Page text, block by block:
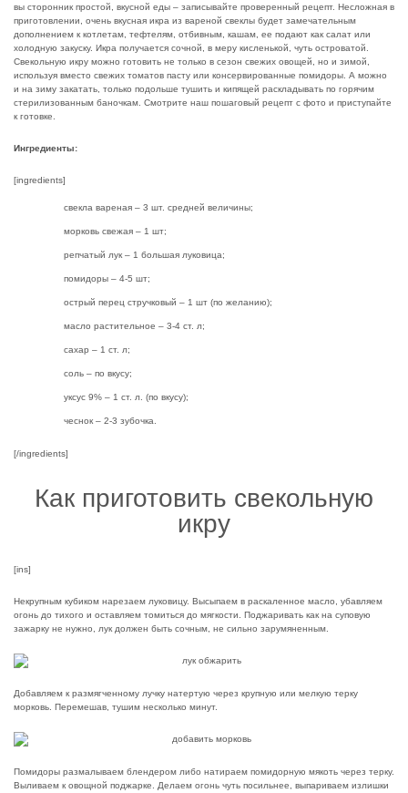
вы сторонник простой, вкусной еды – записывайте проверенный рецепт. Несложная в
приготовлении, очень вкусная икра из вареной свеклы будет замечательным
дополнением к котлетам, тефтелям, отбивным, кашам, ее подают как салат или
холодную закуску. Икра получается сочной, в меру кисленькой, чуть островатой.
Свекольную икру можно готовить не только в сезон свежих овощей, но и зимой,
используя вместо свежих томатов пасту или консервированные помидоры. А можно
и на зиму закатать, только подольше тушить и кипящей раскладывать по горячим
стерилизованным баночкам. Смотрите наш пошаговый рецепт с фото и приступайте
к готовке.
Ингредиенты:
[ingredients]
свекла вареная – 3 шт. средней величины;
морковь свежая – 1 шт;
репчатый лук – 1 большая луковица;
помидоры – 4-5 шт;
острый перец стручковый – 1 шт (по желанию);
масло растительное – 3-4 ст. л;
сахар – 1 ст. л;
соль – по вкусу;
уксус 9% – 1 ст. л. (по вкусу);
чеснок – 2-3 зубочка.
[/ingredients]
Как приготовить свекольную
икру
[ins]
Некрупным кубиком нарезаем луковицу. Высыпаем в раскаленное масло, убавляем
огонь до тихого и оставляем томиться до мягкости. Поджаривать как на суповую
зажарку не нужно, лук должен быть сочным, не сильно зарумяненным.
Добавляем к размягченному лучку натертую через крупную или мелкую терку
морковь. Перемешав, тушим несколько минут.
Помидоры размалываем блендером либо натираем помидорную мякоть через терку.
Выливаем к овощной поджарке. Делаем огонь чуть посильнее, выпариваем излишки